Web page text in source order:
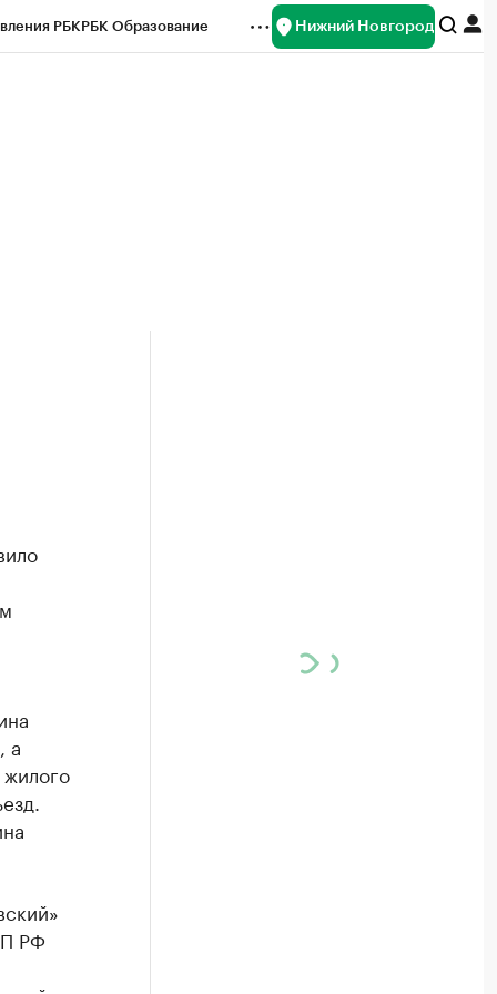
РБКРБК Образование Нижний Новгород
а
РФ